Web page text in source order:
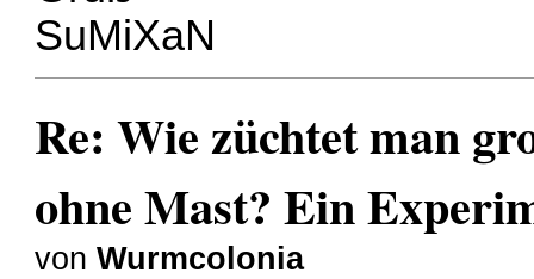
SuMiXaN
Re: Wie züchtet man
ohne Mast? Ein
vonWurmcolonia